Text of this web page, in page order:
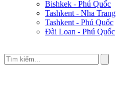
Bishkek - Phú Quốc
Tashkent - Nha Trang
Tashkent - Phú Quốc
Đài Loan - Phú Quốc